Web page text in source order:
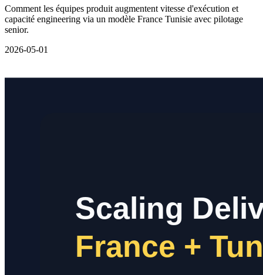
Comment les équipes produit augmentent vitesse d'exécution et
capacité engineering via un modèle France Tunisie avec pilotage
senior.
2026-05-01